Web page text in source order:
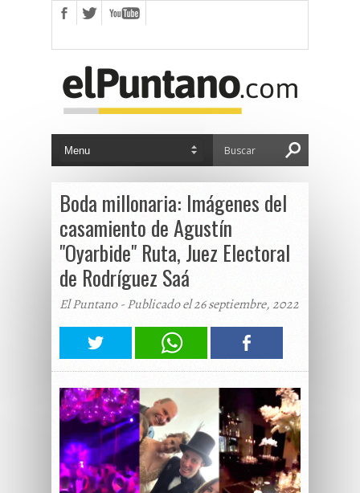
Boda millonaria: Imágenes del
casamiento de Agustín
"Oyarbide" Ruta, Juez Electoral
de Rodríguez Saá
El Puntano - Publicado el 26 septiembre, 2022